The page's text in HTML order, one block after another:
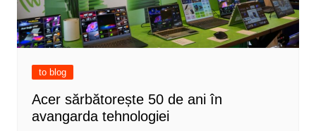
to blog
Acer sărbătorește 50 de ani în
avangarda tehnologiei